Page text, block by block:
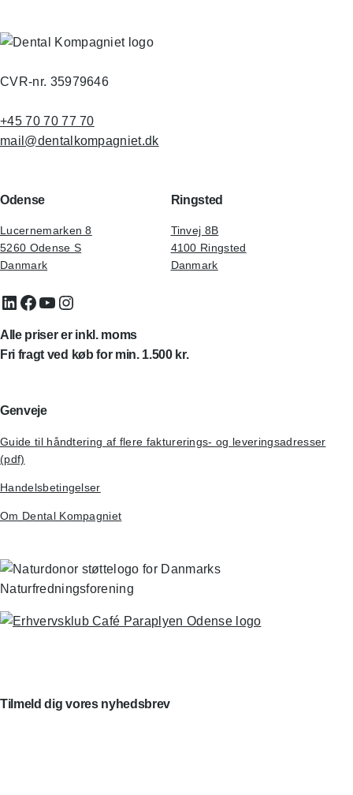
CVR-nr. 35979646
+45 70 70 77 70
mail@dentalkompagniet.dk
Odense
Lucernemarken 8
5260 Odense S
Danmark
Ringsted
Tinvej 8B
4100 Ringsted
Danmark
LinkedIn Facebook YouTube Instagram
Alle priser er inkl. moms
Fri fragt ved køb for min. 1.500 kr.
Genveje
Guide til håndtering af flere fakturerings- og leveringsadresser
(pdf)
Handelsbetingelser
Om Dental Kompagniet
Tilmeld dig vores nyhedsbrev